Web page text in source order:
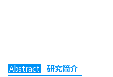
Abstract 研究简介